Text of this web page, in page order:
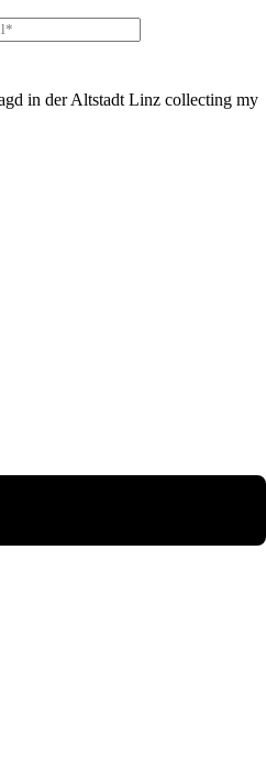
in der Altstadt Linz collecting my